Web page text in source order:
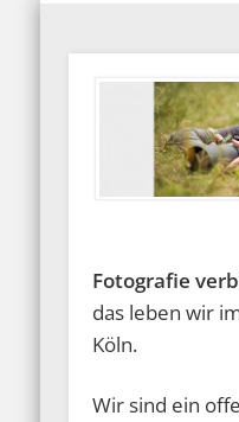
Fotografie
das leben wir
Köln.
Wir sind ein